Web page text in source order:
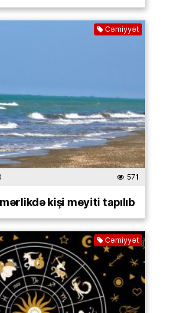
Cəmiyyət
571
kişi meyiti tapılıb
Cəmiyyət